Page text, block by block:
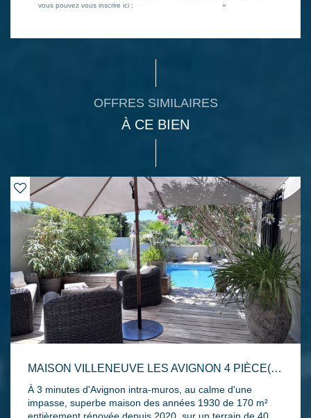
vous pouvez vous inscrire ici :
»
OFFRES SIMILAIRES
À CE BIEN
MAISON VILLENEUVE LES AVIGNON 4 PIÈCE(S) 170 M2
À 3 minutes d'Avignon intra-muros, au calme d'une
impasse, superbe maison des années 1930 de 170 m²
entièrement rénovée depuis 2020, sur un terrain de 405